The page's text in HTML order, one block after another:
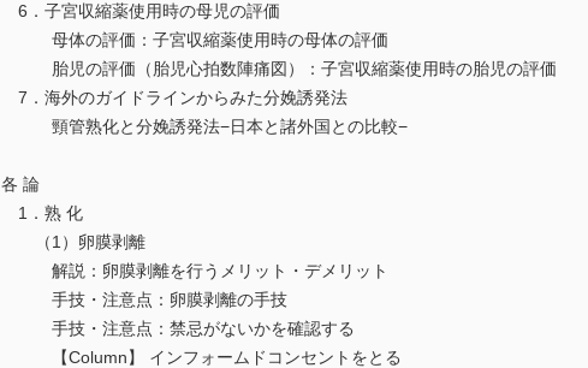
6．子宮収縮薬使用時の母児の評価
母体の評価：子宮収縮薬使用時の母体の評価
胎児の評価（胎児心拍数陣痛図）：子宮収縮薬使用時の胎児の評価
7．海外のガイドラインからみた分娩誘発法
頸管熟化と分娩誘発法−日本と諸外国との比較−
各 論
1．熟 化
（1）卵膜剥離
解説：卵膜剥離を行うメリット・デメリット
手技・注意点：卵膜剥離の手技
手技・注意点：禁忌がないかを確認する
【Column】 インフォームドコンセントをとる